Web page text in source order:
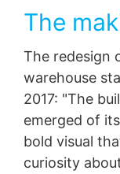
The
The redesign
warehouse
2017: "The
emerged of
bold visual
curiosity